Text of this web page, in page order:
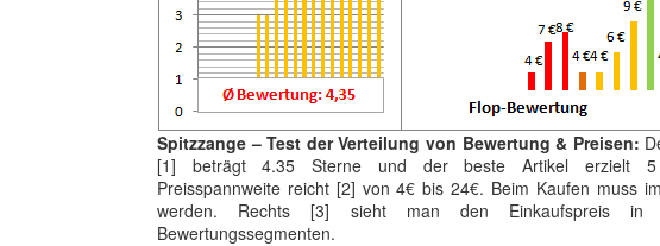
Spitzzange – Test der Verteilung von Bewertung & Preisen:
[1] beträgt 4.35 Sterne und der beste Artikel erzielt 5
Preisspannweite reicht [2] von 4€ bis 24€. Beim Kaufen muss
werden. Rechts [3] sieht man den Einkaufspreis in
Bewertungssegmenten.